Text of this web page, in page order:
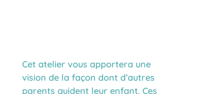
Cet atelier vous apportera une
vision de la façon dont d’autres
parents guident leur enfant. Ces